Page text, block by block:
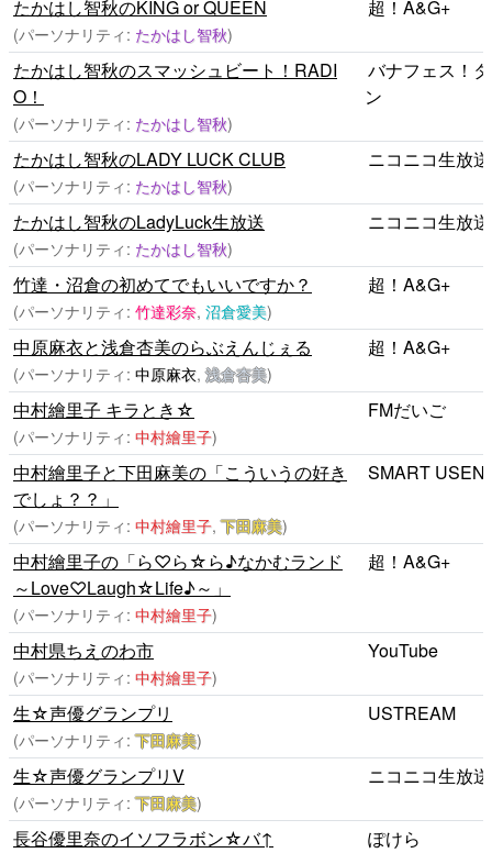
たかはし智秋のKING or QUEEN
(パーソナリティ: たかはし智秋)
超！A&G+
たかはし智秋のスマッシュビート！RADI
O！
(パーソナリティ: たかはし智秋)
バナフェス！
ン
たかはし智秋のLADY LUCK CLUB
(パーソナリティ: たかはし智秋)
ニコニコ生放送
たかはし智秋のLadyLuck生放送
(パーソナリティ: たかはし智秋)
ニコニコ生放送
竹達・沼倉の初めてでもいいですか？
(パーソナリティ: 竹達彩奈, 沼倉愛美)
超！A&G+
中原麻衣と浅倉杏美のらぶえんじぇる
(パーソナリティ: 中原麻衣,浅倉杏美)
超！A&G+
中村繪里子 キラとき☆
(パーソナリティ: 中村繪里子)
FMだいご
中村繪里子と下田麻美の「こういうの好き
でしょ？？」
(パーソナリティ: 中村繪里子,下田麻美)
SMART USEN
中村繪里子の「ら♡ら☆ら♪なかむランド
～Love♡Laugh☆Life♪～」
(パーソナリティ: 中村繪里子)
超！A&G+
中村県ちえのわ市
(パーソナリティ: 中村繪里子)
YouTube
生☆声優グランプリ
(パーソナリティ:下田麻美)
USTREAM
生☆声優グランプリV
(パーソナリティ:下田麻美)
ニコニコ生放送
長谷優里奈のイソフラボン☆バ↑ ぽけら